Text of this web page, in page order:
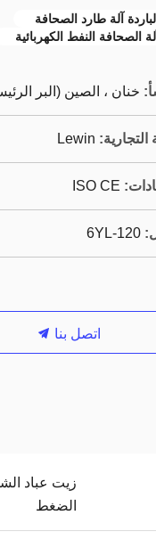
الباردة آلة طارد الصحافة
آلة الصحافة النفط الكهربائية
خنان ، الصين (البر
التجارية: Lewin
ISO CE
6YL-120
اتصل بنا
زيت عباد
الضغط